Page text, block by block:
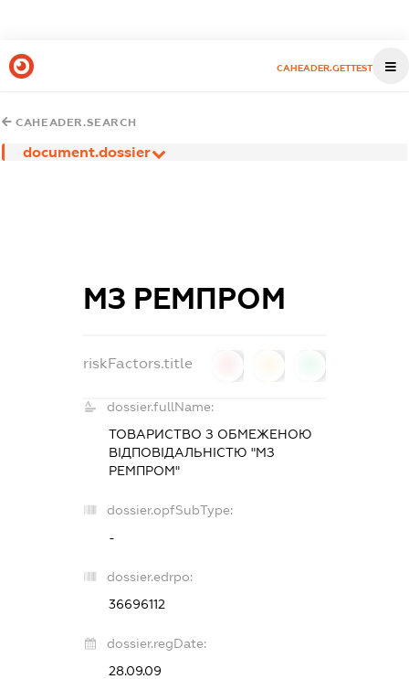
CAHEADER.GETTEST
CAHEADER.SEARCH
document.dossier
МЗ РЕМПРОМ
riskFactors.title
dossier.fullName:
ТОВАРИСТВО З ОБМЕЖЕНОЮ
ВІДПОВІДАЛЬНІСТЮ "МЗ
РЕМПРОМ"
dossier.opfSubType:
-
dossier.edrpo:
36696112
dossier.regDate:
28.09.09